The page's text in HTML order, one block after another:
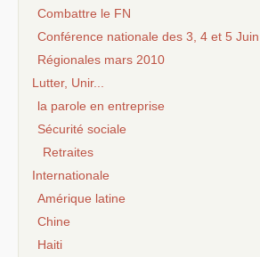
Combattre le FN
Conférence nationale des 3, 4 et 5 Juin
Régionales mars 2010
Lutter, Unir...
la parole en entreprise
Sécurité sociale
Retraites
Internationale
Amérique latine
Chine
Haiti